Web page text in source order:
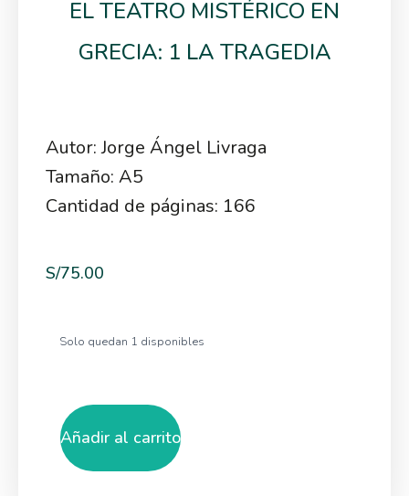
EL TEATRO MISTÉRICO EN
GRECIA: 1 LA TRAGEDIA
Autor: Jorge Ángel Livraga
Tamaño: A5
Cantidad de páginas: 166
S/75.00
Solo quedan 1 disponibles
Añadir al carrito